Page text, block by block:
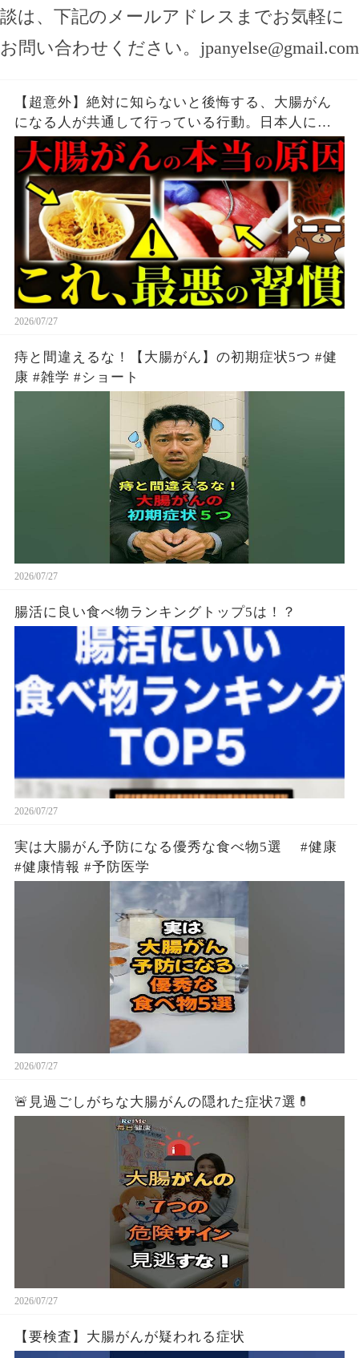
談は、下記のメールアドレスまでお気軽に
お問い合わせください。 jpanyelse@gmail.com
【超意外】絶対に知らないと後悔する、大腸がん
になる人が共通して行っている行動。日本人に何
故、大腸がんが多いのか。毎日食べている「ア
レ」が原因だった。まさかの「歯周病」がリスク
だった？医師が完全解説。
2026/07/27
痔と間違えるな！【大腸がん】の初期症状5つ #健
康 #雑学 #ショート
2026/07/27
腸活に良い食べ物ランキングトップ5は！？
2026/07/27
実は大腸がん予防になる優秀な食べ物5選 #健康
#健康情報 #予防医学
2026/07/27
🚨見過ごしがちな大腸がんの隠れた症状7選💊
2026/07/27
【要検査】大腸がんが疑われる症状